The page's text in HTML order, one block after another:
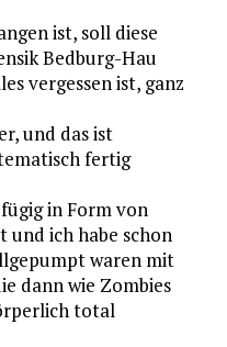
ist, soll diese
Bedburg-Hau
vergessen ist, ganz
und das ist
fertig
in Form von
und ich habe schon
waren mit
dann wie Zombies
total